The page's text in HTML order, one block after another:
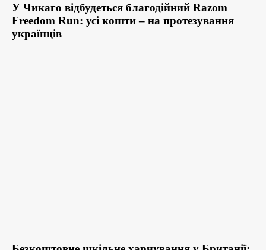
У Чикаго відбудеться благодійний Razom
Freedom Run: усі кошти – на протезування
українців